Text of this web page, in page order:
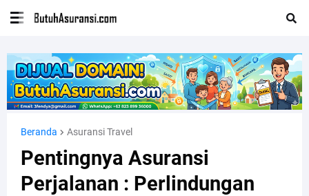
Beranda Asuransi Travel
Pentingnya Asuransi
Perjalanan : Perlindungan